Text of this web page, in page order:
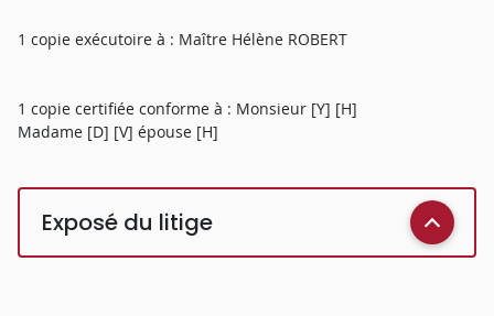
1 copie exécutoire à : Maître Hélène ROBERT
1 copie certifiée conforme à : Monsieur [Y] [H]
Madame [D] [V] épouse [H]
Exposé du litige